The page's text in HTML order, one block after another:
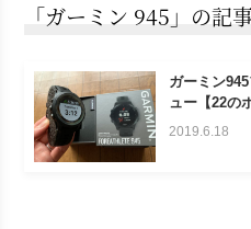
「ガーミン 945」の記
ガーミン
ュー【22の
2019.6.18